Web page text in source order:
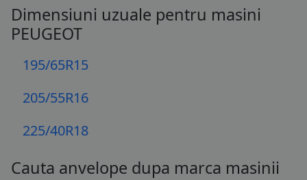
Dimensiuni uzuale pentru masini
PEUGEOT
195/65R15
205/55R16
225/40R18
Cauta anvelope dupa marca masinii